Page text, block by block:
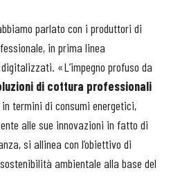
parlato con i produttori di
in prima linea
«L’impegno profuso da
di cottura professionali
termini di consumi energetici,
alle sue innovazioni in fatto di
si allinea con l’obiettivo di
ambientale alla base del